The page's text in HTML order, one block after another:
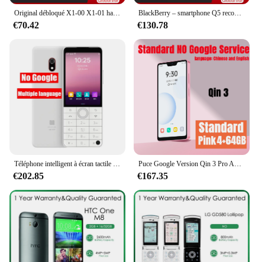
€70.42
BlackBerry – smartphone Q5 reconditionné et Original débloqué, téléphone portable, 2 go + 8 go, caméra 5mp, livraison gratuite
€130.78
€202.85 €167.35